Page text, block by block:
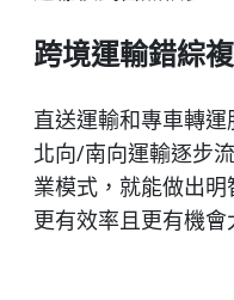
跨境運輸錯綜
直送運輸和專車轉
北向/南向運輸逐步
業模式，就能做出明
更有效率且更有機會